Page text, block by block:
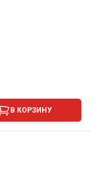
В КОРЗИНУ